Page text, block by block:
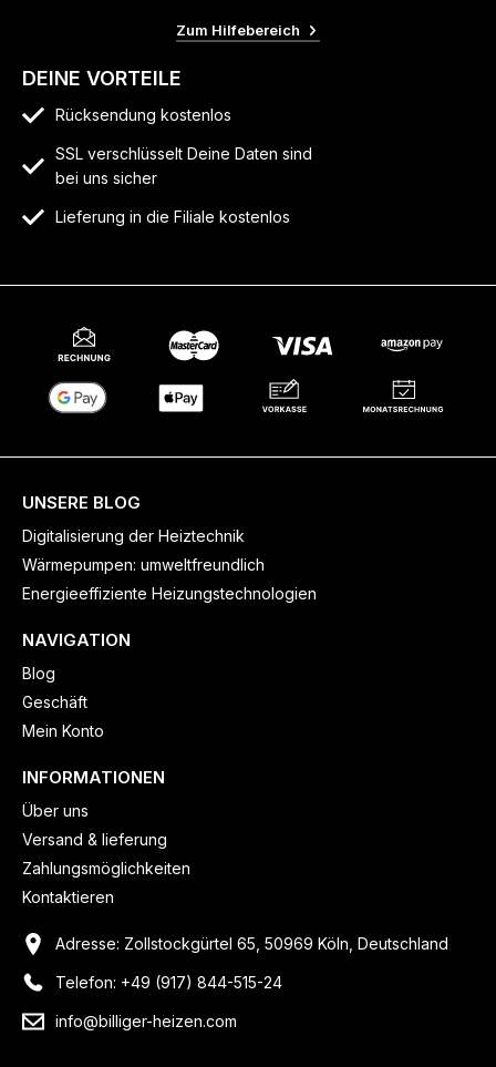
Zum Hilfebereich
DEINE VORTEILE
Rücksendung kostenlos
SSL verschlüsselt Deine Daten sind
bei uns sicher
Lieferung in die Filiale kostenlos
UNSERE BLOG
Digitalisierung der Heiztechnik
Wärmepumpen: umweltfreundlich
Energieeffiziente Heizungstechnologien
NAVIGATION
Blog
Geschäft
Mein Konto
INFORMATIONEN
Über uns
Versand & lieferung
Zahlungsmöglichkeiten
Kontaktieren
Adresse: Zollstockgürtel 65, 50969 Köln, Deutschland
Telefon: +49 (917) 844-515-24
info@billiger-heizen.com